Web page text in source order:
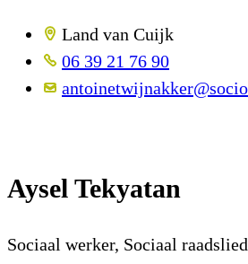
Land van Cuijk
06 39 21 76 90
Aysel Tekyatan
Sociaal werker, Sociaal